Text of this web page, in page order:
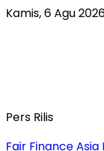
Kamis, 6 Agu
Pers Rilis
Fair Finance